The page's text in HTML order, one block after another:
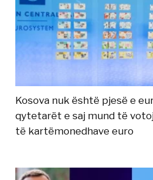
Kosova nuk është pjesë e
qytetarët e saj mund të
të kartëmonedhave euro